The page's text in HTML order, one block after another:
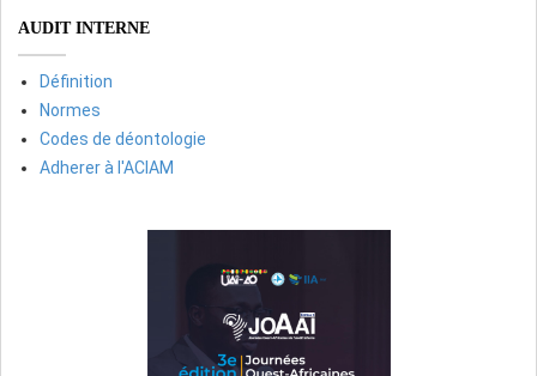
AUDIT INTERNE
Définition
Normes
Codes de déontologie
Adherer à l'ACIAM